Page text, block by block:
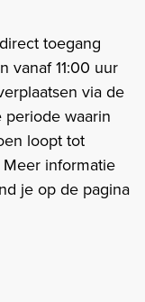
toegang
vanaf 11:00 uur
via de
periode waarin
loopt tot
informatie
je op de pagina